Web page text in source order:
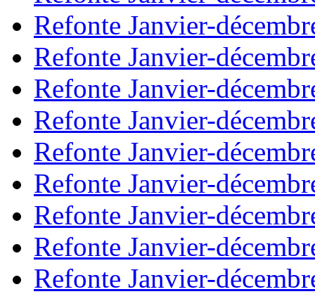
Refonte Janvier-
Refonte Janvier-
Refonte Janvier-
Refonte Janvier-
Refonte Janvier-
Refonte Janvier-
Refonte Janvier-
Refonte Janvier-
Refonte Janvier-